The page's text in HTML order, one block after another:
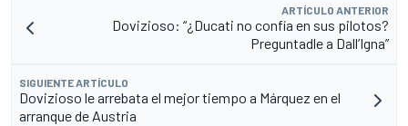
ARTÍCULO ANTERIOR
Dovizioso: “¿Ducati no confía en sus pilotos?
Preguntadle a Dall’Igna”
SIGUIENTE ARTÍCULO
Dovizioso le arrebata el mejor tiempo a Márquez en el
arranque de Austria